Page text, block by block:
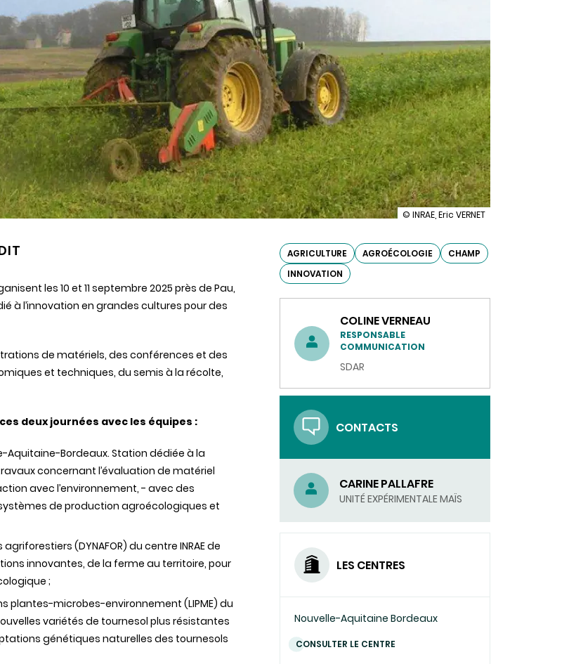
illustration
Méca-
Culturales
© INRAE, Eric VERNET
les 10 et 11 septembre 2025 près de Pau,
à l’innovation en grandes cultures pour des
de matériels, des conférences et des
et techniques, du semis à la récolte,
deux journées avec les équipes :
Aquitaine-Bordeaux. Station dédiée à la
concernant l’évaluation de matériel
avec l’environnement, - avec des
de production agroécologiques et
(DYNAFOR) du centre INRAE de
innovantes, de la ferme au territoire, pour
;
plantes-microbes-environnement (LIPME) du
variétés de tournesol plus résistantes
génétiques naturelles des tournesols
AGRICULTURE AGROÉCOLOGIE
CHAMP
INNOVATION
COLINE VERNEAU
RESPONSABLE
COMMUNICATION
SDAR
CONTACTS
CARINE PALLAFRE
UNITÉ EXPÉRIMENTALE MAÏS
LES CENTRES
Nouvelle-Aquitaine Bordeaux
CONSULTER LE CENTRE